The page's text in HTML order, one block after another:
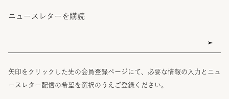
ニュースレターを購読
矢印をクリックした先の会員登録ページにて、必要な情報の入力とニュ
ースレター配信の希望を選択のうえご登録ください。